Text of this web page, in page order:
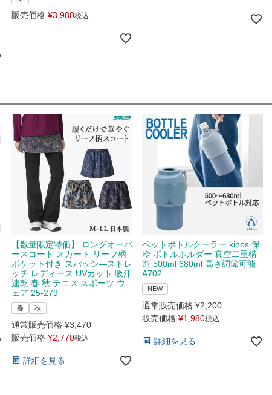
販売価格 ¥3,980税込
【数量限定特価】 ロングオーバ
ースコート スカート リーフ柄
ポケット付き スパッシ―ストレ
ッチ レディース UVカット 吸汗
速乾 春 秋 テニス スポーツ ウ
ェア 25-279
春 秋
通常販売価格 ¥3,470
販売価格 ¥2,770税込
詳細を見る
ペットボトルクーラー kinos 保
冷 ボトルホルダー 真空二重構
造 500ml 680ml 高さ調節可能
A702
NEW
通常販売価格 ¥2,200
販売価格 ¥1,980税込
詳細を見る